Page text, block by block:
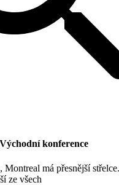
konference
má přesnější
ze všech